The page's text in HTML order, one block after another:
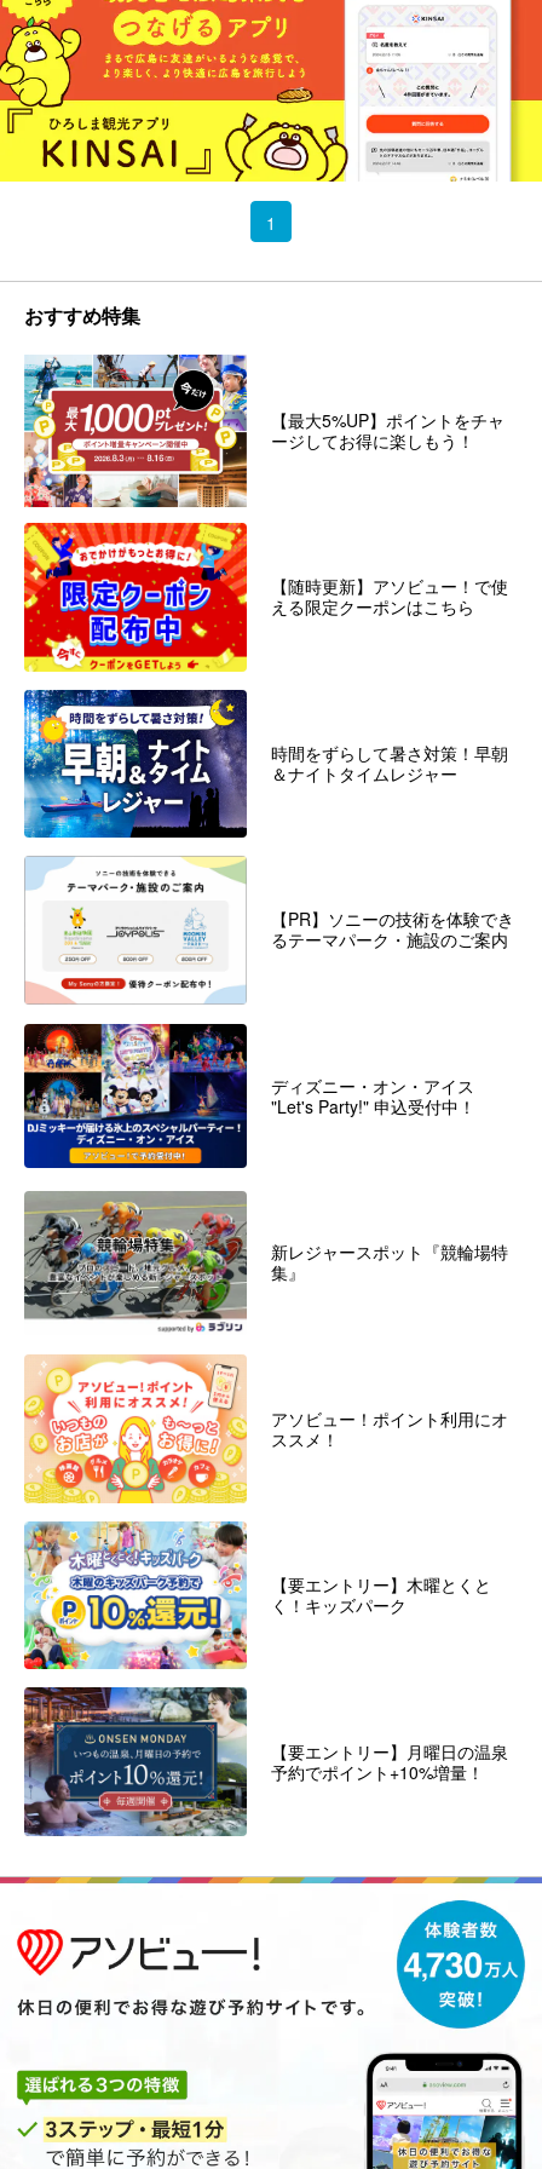
1
おすすめ特集
【最大5%UP】ポイントをチャ
ージしてお得に楽しもう！
【随時更新】アソビュー！で使
える限定クーポンはこちら
時間をずらして暑さ対策！早朝
＆ナイトタイムレジャー
【PR】ソニーの技術を体験でき
るテーマパーク・施設のご案内
ディズニー・オン・アイス
"Let's Party!" 申込受付中！
新レジャースポット『競輪場特
集』
アソビュー！ポイント利用にオ
ススメ！
【要エントリー】木曜とくと
く！キッズパーク
【要エントリー】月曜日の温泉
予約でポイント+10%増量！